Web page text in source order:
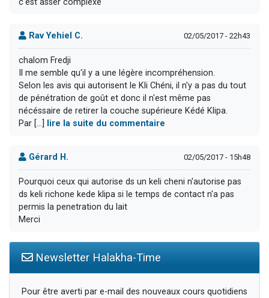
Rav Yehiel C. 02/05/2017 - 22h43
chalom Fredji
Il me semble qu'il y a une légère incompréhension.
Selon les avis qui autorisent le Kli Chéni, il n'y a pas du tout
de pénétration de goût et donc il n'est même pas
nécéssaire de retirer la couche supérieure Kédé Klipa.
Par [...]
lire la suite du commentaire
Gérard H. 02/05/2017 - 15h48
Pourquoi ceux qui autorise ds un keli cheni n'autorise pas
ds keli richone kede klipa si le temps de contact n'a pas
permis la penetration du lait
Merci
Newsletter Halakha-Time
Pour être averti par e-mail des nouveaux cours quotidiens